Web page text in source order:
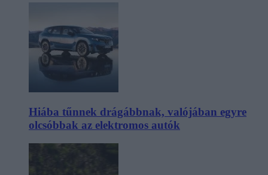
Hiába tűnnek drágábbnak, valójában egyre
olcsóbbak az elektromos autók